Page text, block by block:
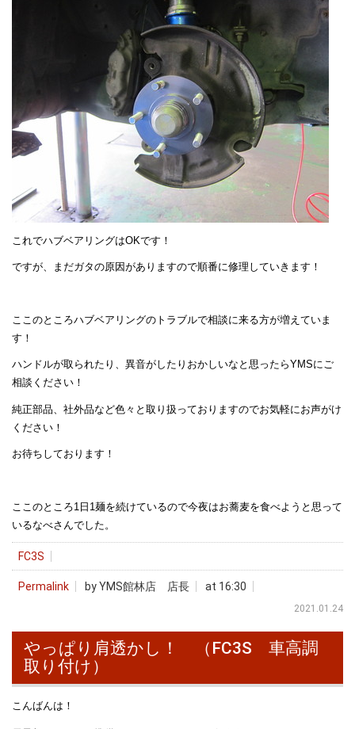
これでハブベアリングはOKです！
ですが、まだガタの原因がありますので順番に修理していきます！
ここのところハブベアリングのトラブルで相談に来る方が増えていま
す！
ハンドルが取られたり、異音がしたりおかしいなと思ったらYMSにご
相談ください！
純正部品、社外品など色々と取り扱っておりますのでお気軽にお声がけ
ください！
お待ちしております！
ここのところ1日1麺を続けているので今夜はお蕎麦を食べようと思って
いるなべさんでした。
FC3S
Permalink by YMS館林店 店長 at 16:30
2021.01.24
やっぱり肩透かし！ （FC3S 車高調
取り付け）
こんばんは！